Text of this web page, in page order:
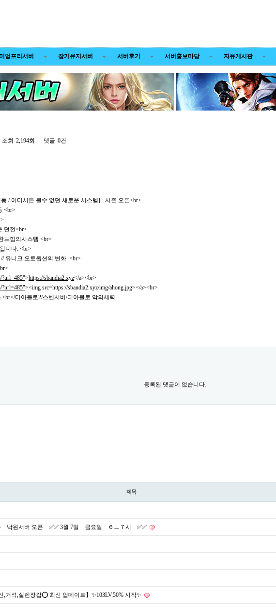
엄프리서버 장기유지서버 서버후기 서버홍보마당 자유게시판
조회 2,194회 댓글 0건
/ 어디서든 볼수 없던 새로운 시스템] - 시즌 오픈<br>
<br>
던전<br>
느낌의시스템 <br>
니다. <br>
유니크 오토옵션의 변화. <br>
?url=485">https://sbandia2.xyz</a><br>
?url=485"><img src=https://sbandia2.xyz/img/ahong.jpg></a><br>
<br>/디아블로2/스벤서버/디아블로 악의세력
등록된 댓글이 없습니다.
제목
낙원서버 오픈 ✅✅ 3월 7일 금요일 ６ㅡ７시 ✅✅
,거석,실렌장갑⭕ 최신 업데이트】✨103LV.50% 시작✨